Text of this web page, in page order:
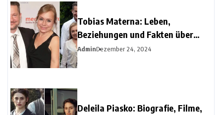
Tobias Materna: Leben,
Beziehungen und Fakten über
Christine Urspruchs Ex-Ehemann
AdminDezember 24, 2024
Deleila Piasko: Biografie, Filme,